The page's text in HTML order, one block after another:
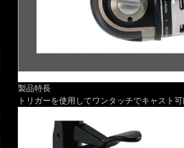
製品特長
トリガーを使用してワンタッチでキャスト